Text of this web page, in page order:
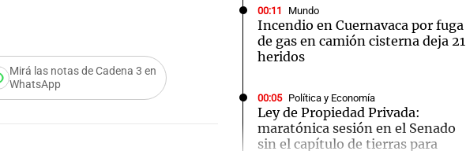
Mirá las notas de Cadena 3 en
WhatsApp
00:11 Mundo
Incendio en Cuernavaca por fuga
de gas en camión cisterna deja 21
heridos
00:05 Política y Economía
Ley de Propiedad Privada:
maratónica sesión en el Senado
sin el capítulo de tierras para